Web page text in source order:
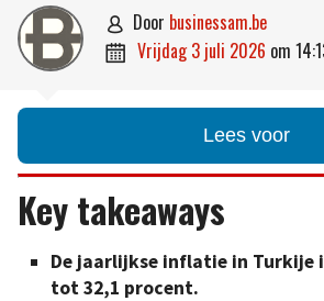
 door businessam.be
 vrijdag 3 juli 2026 om
Lees voor
Key takeaways
De jaarlijkse inflatie in Turkije
tot 32,1 procent.